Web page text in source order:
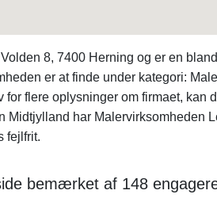
8, 7400 Herning og er en
er at finde under kategori:
flere oplysninger om firmaet, kan
Midtjylland har Malervirksomheden
fejlfrit.
bemærket af 148